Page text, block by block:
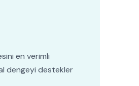
en verimli
dengeyi destekler